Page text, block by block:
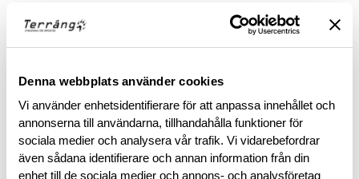
Denna webbplats använder cookies
Vi använder enhetsidentifierare för att anpassa innehållet och
annonserna till användarna, tillhandahålla funktioner för
sociala medier och analysera vår trafik. Vi vidarebefordrar
även sådana identifierare och annan information från din
enhet till de sociala medier och annons- och analysföretag
Läs mer
BESKRIVNING
RECENSIONER